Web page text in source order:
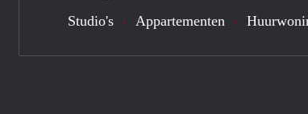
Studio's Appartementen